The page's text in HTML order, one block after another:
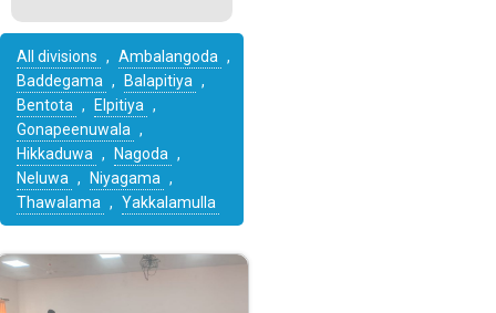
All divisions , Ambalangoda ,
Baddegama , Balapitiya ,
Bentota , Elpitiya ,
Gonapeenuwala ,
Hikkaduwa , Nagoda ,
Neluwa , Niyagama ,
Thawalama , Yakkalamulla